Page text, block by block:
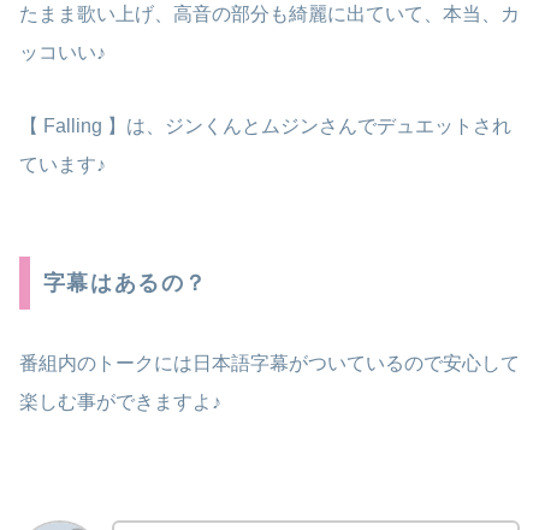
たまま歌い上げ、高音の部分も綺麗に出ていて、本当、カ
ッコいい♪
【 Falling 】は、ジンくんとムジンさんでデュエットされ
ています♪
字幕はあるの？
番組内のトークには日本語字幕がついているので安心して
楽しむ事ができますよ♪